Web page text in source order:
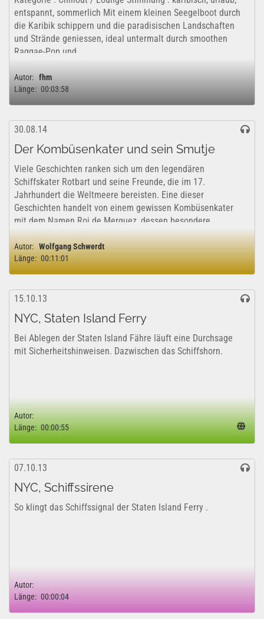
entspannt, sommerlich Mit einem kleinen Seegelboot durch
die Karibik schippern und die paradisischen Landschaften
und Strände geniessen, ideal untermalt durch smoothen
Raggae-Pop und...
Autor: fhm
Länge: 00:03:58
30.08.14
Der Kombüsenkater und sein Smutje
Viele Geschichten ranken sich um den legendären
Schiffskater Rotbart und seine Freunde, die im 17.
Jahrhundert die Weltmeere bereisten. Eine dieser
Geschichten handelt von einem gewissen Kombüsenkater
mit dem Namen Roi de Merguez, dessen besondere...
Autor: Wolfgang Schwerdt
Länge: 00:11:01
15.10.13
NYC, Staten Island Ferry
Bei Ablegen der Staten Island Fähre läuft eine Durchsage
mit Sicherheitshinweisen. Dazwischen das Schiffshorn.
Autor:
Länge: 00:00:55
07.10.13
NYC, Schiffssirene
So klingt das Schiffssignal der Staten Island Ferry .
Autor:
Länge: 00:00:04